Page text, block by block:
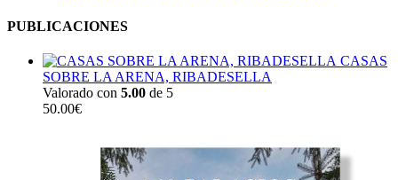
PUBLICACIONES
CASAS
SOBRE LA ARENA, RIBADESELLA
Valorado con 5.00 de 5
50.00€